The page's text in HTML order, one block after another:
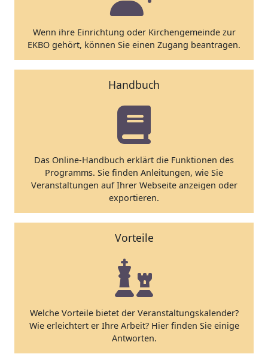
Wenn ihre Einrichtung oder Kirchengemeinde zur
EKBO gehört, können Sie einen Zugang beantragen.
Handbuch
Das Online-Handbuch erklärt die Funktionen des
Programms. Sie finden Anleitungen, wie Sie
Veranstaltungen auf Ihrer Webseite anzeigen oder
exportieren.
Vorteile
Welche Vorteile bietet der Veranstaltungskalender?
Wie erleichtert er Ihre Arbeit? Hier finden Sie einige
Antworten.